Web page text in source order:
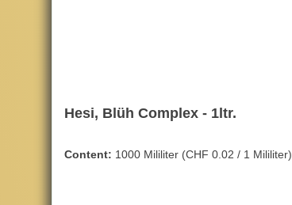
Hesi, Blüh Complex - 1ltr.
Content: 1000 Mililiter (CHF 0.02 / 1 Mililiter)